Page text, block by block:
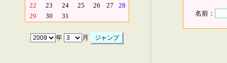
22
23 24 25 26 27
28
29
30 31
年 月
名前：